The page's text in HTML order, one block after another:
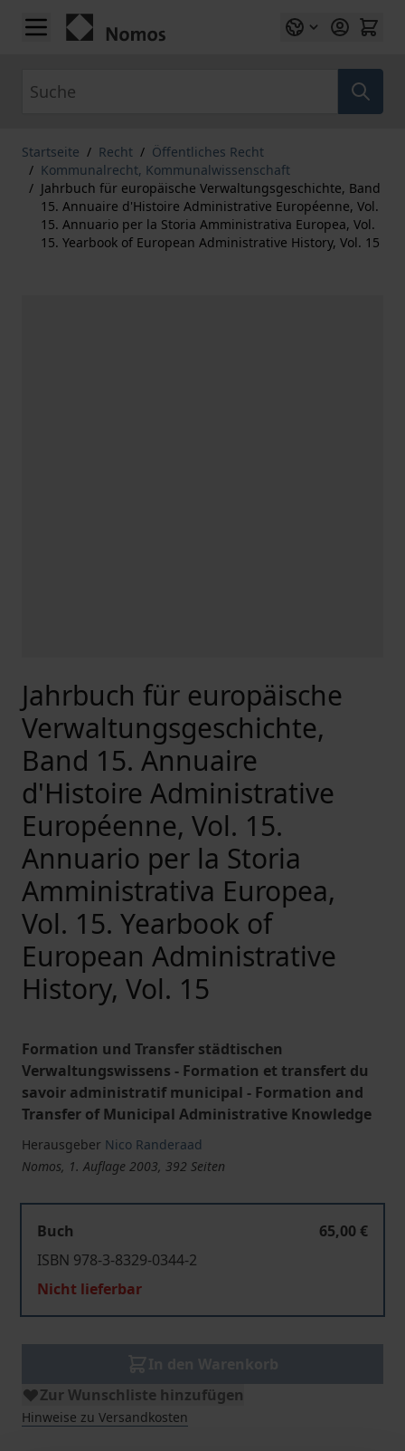
Zum Inhalt springen
Startseite / Recht / Öffentliches Recht
/ Kommunalrecht, Kommunalwissenschaft
/ Jahrbuch für europäische Verwaltungsgeschichte, Band
15. Annuaire d'Histoire Administrative Européenne, Vol.
15. Annuario per la Storia Amministrativa Europea, Vol.
15. Yearbook of European Administrative History, Vol. 15
Jahrbuch für europäische
Verwaltungsgeschichte,
Band 15. Annuaire
d'Histoire Administrative
Européenne, Vol. 15.
Annuario per la Storia
Amministrativa Europea,
Vol. 15. Yearbook of
European Administrative
History, Vol. 15
Formation und Transfer städtischen
Verwaltungswissens - Formation et transfert du
savoir administratif municipal - Formation and
Transfer of Municipal Administrative Knowledge
Herausgeber Nico Randeraad
Nomos, 1. Auflage 2003, 392 Seiten
Buch
65,00 €
ISBN 978-3-8329-0344-2
Nicht lieferbar
Zur Wunschliste hinzufügen
Hinweise zu Versandkosten